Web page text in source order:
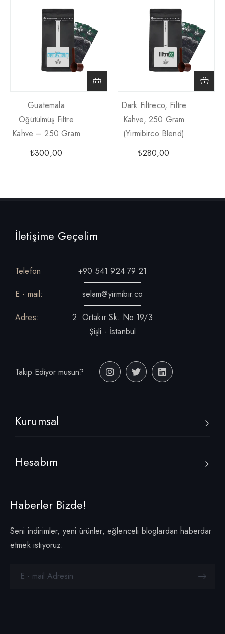
Guatemala
Öğütülmüş Filtre
Kahve – 250 Gram
₺300,00
Dark Filtreco, Filtre
Kahve, 250 Gram
(yirmibirco Blend)
₺280,00
İletişime Geçelim
Telefon
+90 541 924 79 21
E - mail:
selam@yirmibir.co
Adres:
2. Ortakır Sk. No:19/3
Şişli - İstanbul
Takip Ediyor musun?
Kurumsal
Hesabım
Haberler Bizde!
Seni indirimler, yeni ürünler, eğlenceli bloglardan haberdar
etmek istiyoruz.